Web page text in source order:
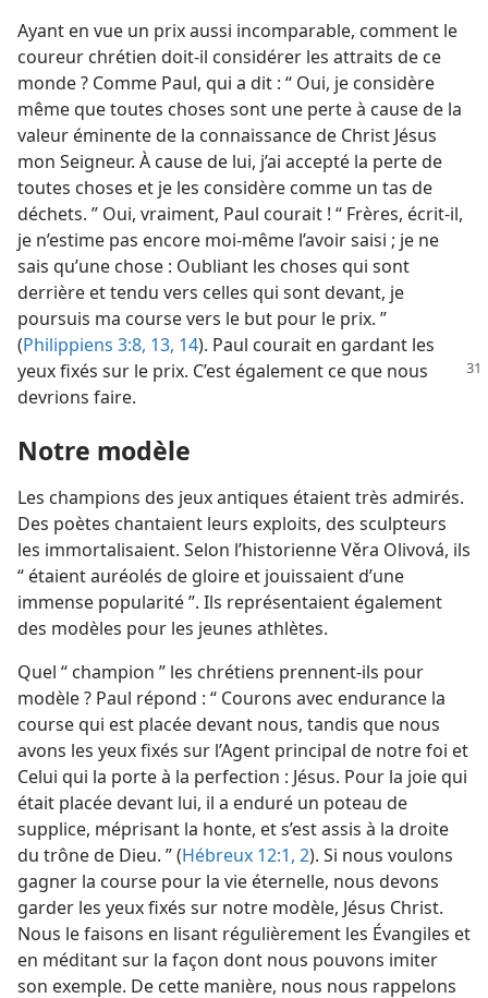
Ayant en vue un prix aussi incomparable, comment le
coureur chrétien doit-​il considérer les attraits de ce
monde ? Comme Paul, qui a dit : “ Oui, je considère
même que toutes choses sont une perte à cause de la
valeur éminente de la connaissance de Christ Jésus
mon Seigneur. À cause de lui, j’ai accepté la perte de
toutes choses et je les considère comme un tas de
déchets. ” Oui, vraiment, Paul courait ! “ Frères, écrit-​il,
je n’estime pas encore moi-​même l’avoir saisi ; je ne
sais qu’une chose : Oubliant les choses qui sont
derrière et tendu vers celles qui sont devant, je
poursuis ma course vers le but pour le prix. ”
(Philippiens 3:8, 13, 14). Paul courait en gardant les
yeuxfixés sur le prix. C’est également ce que nous
devrions faire.
Notre modèle
Les champions des jeux antiques étaient très admirés.
Des poètes chantaient leurs exploits, des sculpteurs
les immortalisaient. Selon l’historienne Věra Olivová, ils
“ étaient auréolés de gloire et jouissaient d’une
immense popularité ”. Ils représentaient également
des modèles pour les jeunes athlètes.
Quel “ champion ” les chrétiens prennent-​ils pour
modèle ? Paul répond : “ Courons avec endurance la
course qui est placée devant nous, tandis que nous
avons les yeux fixés sur l’Agent principal de notre foi et
Celui qui la porte à la perfection : Jésus. Pour la joie qui
était placée devant lui, il a enduré un poteau de
supplice, méprisant la honte, et s’est assis à la droite
du trône de Dieu. ” (Hébreux 12:1, 2). Si nous voulons
gagner la course pour la vie éternelle, nous devons
garder les yeux fixés sur notre modèle, Jésus Christ.
Nous le faisons en lisant régulièrement les Évangiles et
en méditant sur la façon dont nous pouvons imiter
son exemple. De cette manière, nous nous rappelons